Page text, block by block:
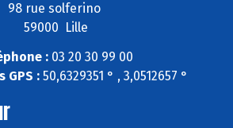
98 rue solferino
59000 Lille
: 03 20 30 99 00
GPS :50,6329351 ° , 3,0512657 °